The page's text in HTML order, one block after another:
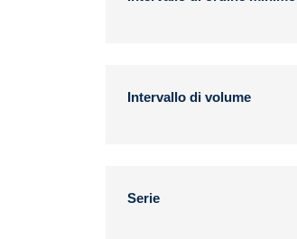
Intervallo di volume
Serie